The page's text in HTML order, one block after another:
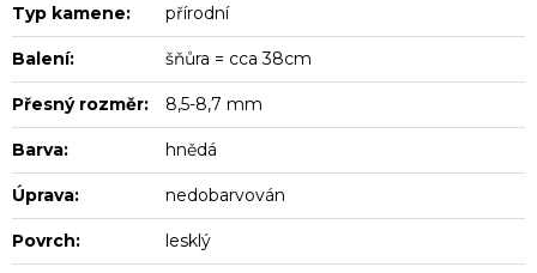
Typ kamene: přírodní
Balení: šňůra = cca 38cm
Přesný rozměr: 8,5-8,7 mm
Barva: hnědá
Úprava: nedobarvován
Povrch: lesklý